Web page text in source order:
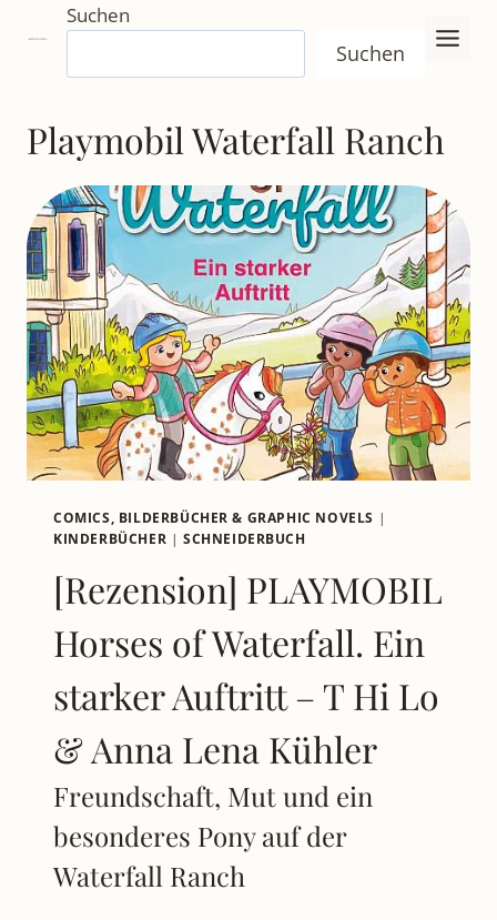
Inhalt
springen
Suchen
Suchen
Playmobil Waterfall Ranch
COMICS, BILDERBÜCHER & GRAPHIC NOVELS |
KINDERBÜCHER | SCHNEIDERBUCH
[Rezension] PLAYMOBIL
Horses of Waterfall. Ein
starker Auftritt – T Hi Lo
& Anna Lena Kühler
Freundschaft, Mut und ein
besonderes Pony auf der
Waterfall Ranch